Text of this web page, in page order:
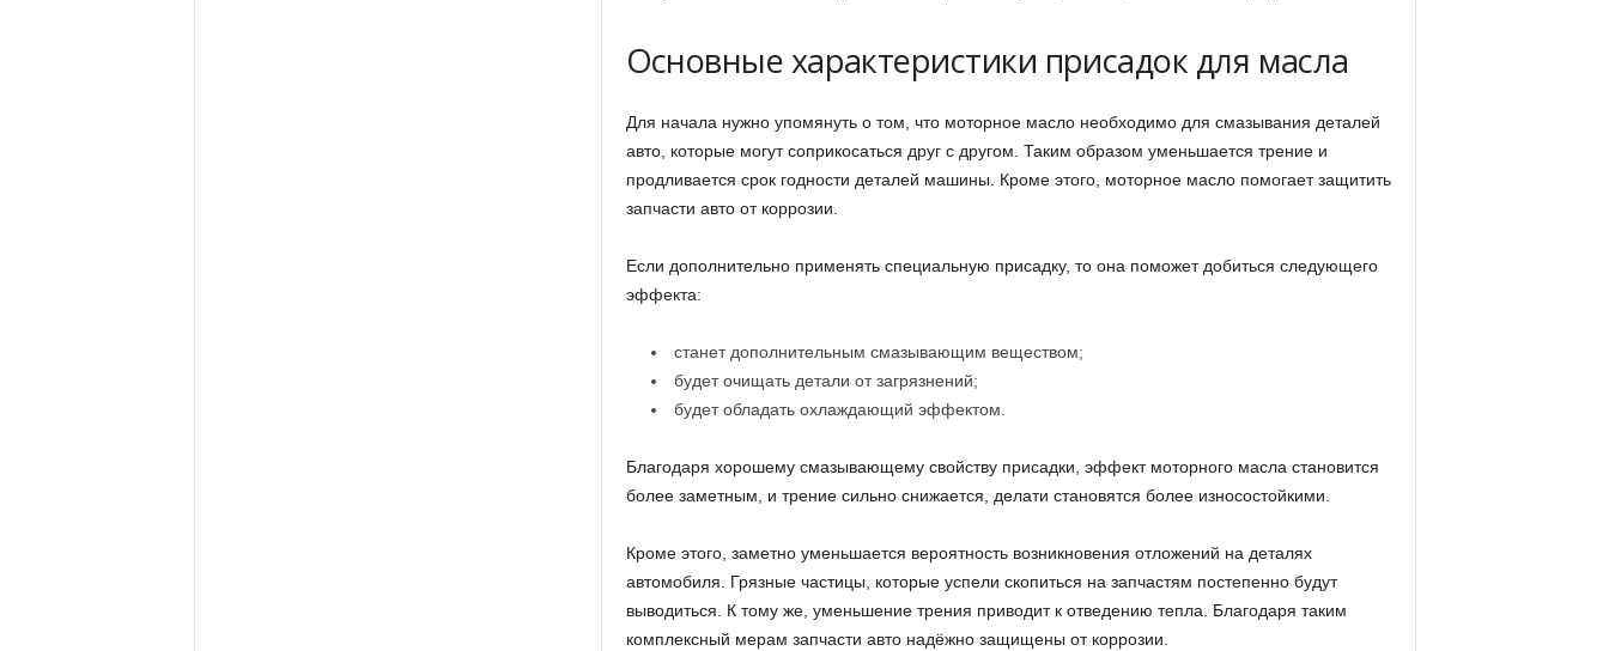
Основные характеристики присадок для масла
Для начала нужно упомянуть о том, что моторное масло необходимо для смазывания деталей
авто, которые могут соприкосаться друг с другом. Таким образом уменьшается трение и
продливается срок годности деталей машины. Кроме этого, моторное масло помогает защитить
запчасти авто от коррозии.
Если дополнительно применять специальную присадку, то она поможет добиться следующего
эффекта:
станет дополнительным смазывающим веществом;
будет очищать детали от загрязнений;
будет обладать охлаждающий эффектом.
Благодаря хорошему смазывающему свойству присадки, эффект моторного масла становится
более заметным, и трение сильно снижается, делати становятся более износостойкими.
Кроме этого, заметно уменьшается вероятность возникновения отложений на деталях
автомобиля. Грязные частицы, которые успели скопиться на запчастям постепенно будут
выводиться. К тому же, уменьшение трения приводит к отведению тепла. Благодаря таким
комплексный мерам запчасти авто надёжно защищены от коррозии.